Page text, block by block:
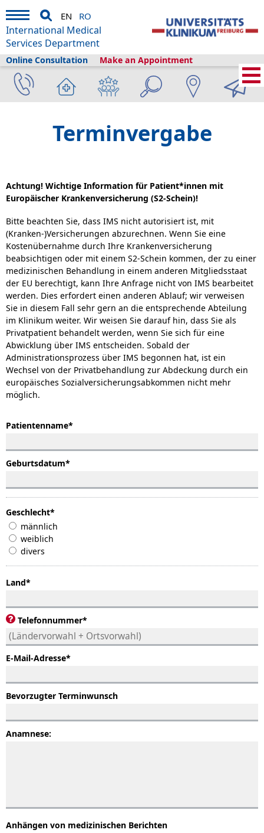
Make an Appointment
Online Consultation
EN RO
International Medical
Services Department
Home›Contact us›
Terminvergabe
Achtung! Wichtige Information für Patient*innen mit
Europäischer Krankenversicherung (S2-Schein)!
Bitte beachten Sie, dass IMS nicht autorisiert ist, mit
(Kranken-)Versicherungen abzurechnen. Wenn Sie eine
Kostenübernahme durch Ihre Krankenversicherung
beabsichtigen oder mit einem S2-Schein kommen, der zu einer
medizinischen Behandlung in einem anderen Mitgliedsstaat
der EU berechtigt, kann Ihre Anfrage nicht von IMS bearbeitet
werden. Dies erfordert einen anderen Ablauf; wir verweisen
Sie in diesem Fall sehr gern an die entsprechende Abteilung
im Klinikum weiter. Wir weisen Sie darauf hin, dass Sie als
Privatpatient behandelt werden, wenn Sie sich für eine
Abwicklung über IMS entscheiden. Sobald der
Administrationsprozess über IMS begonnen hat, ist ein
Wechsel von der Privatbehandlung zur Abdeckung durch ein
europäisches Sozialversicherungsabkommen nicht mehr
möglich.
Patientenname*
Geburtsdatum*
Geschlecht*
männlich
weiblich
divers
Land*
Telefonnummer*
E-Mail-Adresse*
Bevorzugter Terminwunsch
Anamnese:
Anhängen von medizinischen Berichten